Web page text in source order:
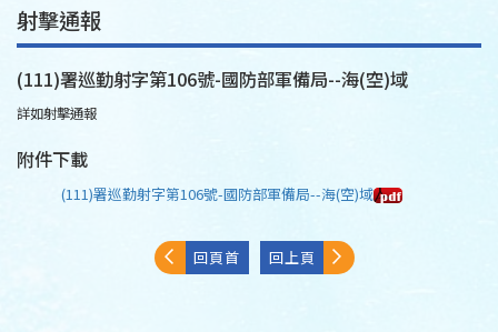
射擊通報
(111)署巡勤射字第106號-國防部軍備局--海(空)域
詳如射擊通報
附件下載
(111)署巡勤射字第106號-國防部軍備局--海(空)域
回頁首 回上頁